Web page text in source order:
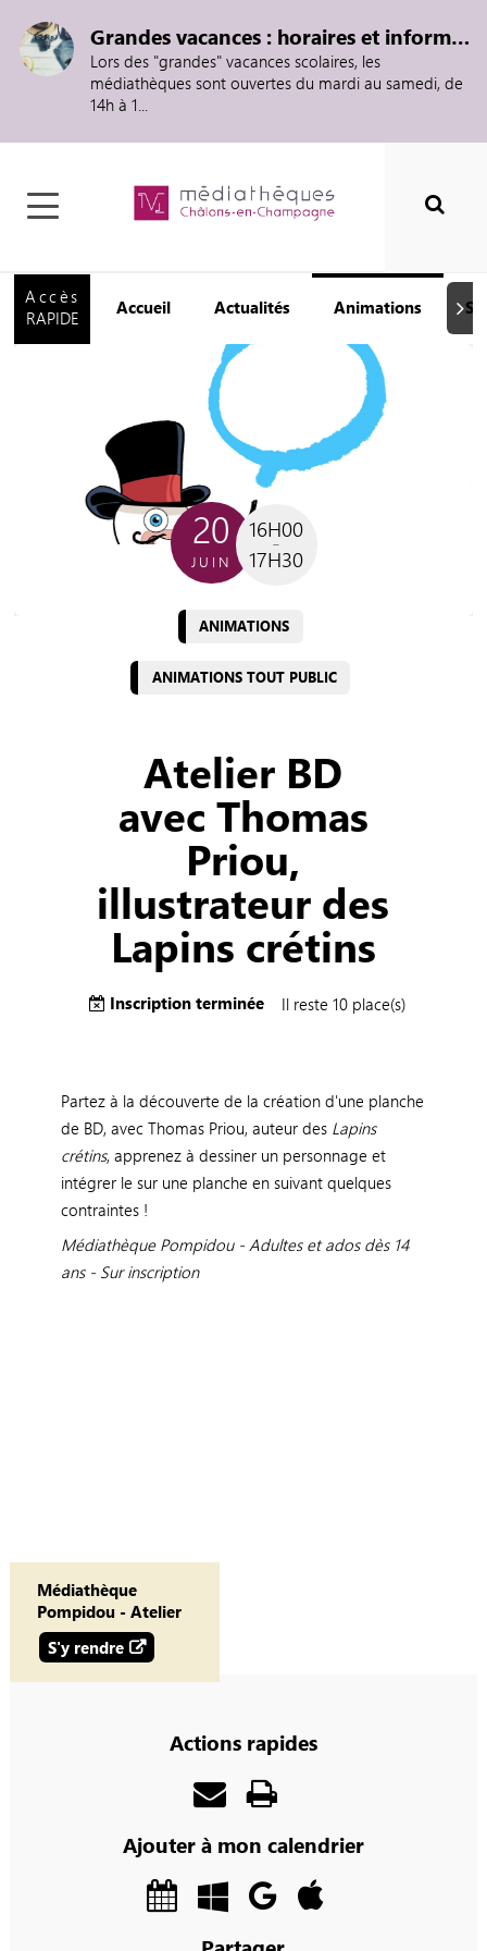
Grandes vacances : horaires et informations
Lors des "grandes" vacances scolaires, les
médiathèques sont ouvertes du mardi au samedi, de
14h à 1...
Accès
RAPIDE
Accueil Actualités Animations
20
JUIN
16H00
17H30
ANIMATIONS
ANIMATIONS TOUT PUBLIC
Atelier BD
avec Thomas
Priou,
illustrateur des
Lapins crétins
Inscription terminée Il reste 10 place(s)
Partez à la découverte de la création d'une planche
de BD, avec Thomas Priou, auteur des Lapins
crétins, apprenez à dessiner un personnage et
intégrer le sur une planche en suivant quelques
contraintes !
Médiathèque Pompidou - Adultes et ados dès 14
ans - Sur inscription
Médiathèque
Pompidou - Atelier
S'y rendre
Actions rapides
Ajouter à mon calendrier